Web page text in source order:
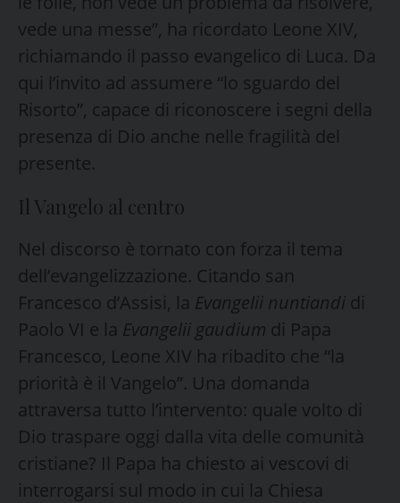
vede una messe”, ha ricordato Leone XIV,
richiamando il passo evangelico di Luca. Da
qui l’invito ad assumere “lo sguardo del
Risorto”, capace di riconoscere i segni della
presenza di Dio anche nelle fragilità del
presente.
Il Vangelo al centro
Nel discorso è tornato con forza il tema
dell’evangelizzazione. Citando san
Francesco d’Assisi, la Evangelii nuntiandi di
Paolo VI e la Evangelii gaudium di Papa
Francesco, Leone XIV ha ribadito che “la
priorità è il Vangelo”. Una domanda
attraversa tutto l’intervento: quale volto di
Dio traspare oggi dalla vita delle comunità
cristiane? Il Papa ha chiesto ai vescovi di
interrogarsi sul modo in cui la Chiesa